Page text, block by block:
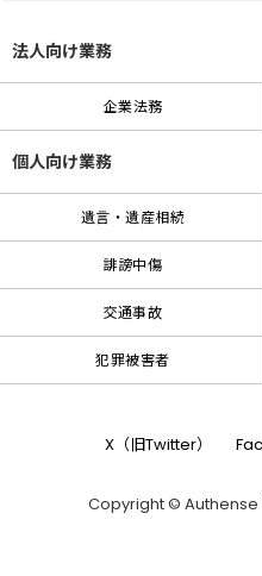
法人向け業務
企業法務
個人向け業務
遺言・遺産相続
誹謗中傷
交通事故
犯罪被害者
X（旧Twitter）
Copyright © Authense